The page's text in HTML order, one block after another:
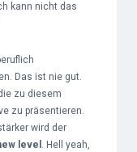
kann nicht das
Das ist nie gut.
zu diesem
zu präsentieren.
wird der
level . Hell yeah,